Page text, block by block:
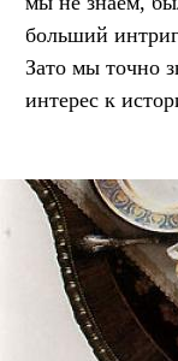
больший
Зато мы точно
интерес к